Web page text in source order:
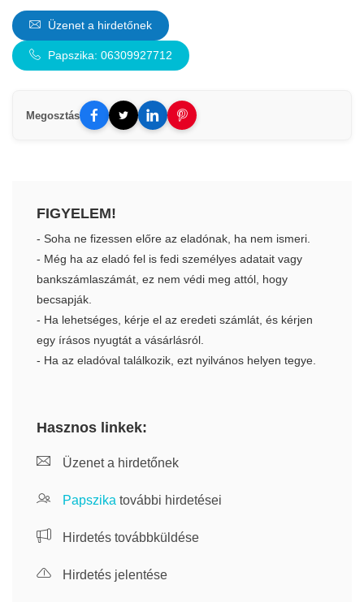
Üzenet a hirdetőnek
Papszika: 06309927712
Megosztás
FIGYELEM!
- Soha ne fizessen előre az eladónak, ha nem ismeri.
- Még ha az eladó fel is fedi személyes adatait vagy
bankszámlaszámát, ez nem védi meg attól, hogy
becsapják.
- Ha lehetséges, kérje el az eredeti számlát, és kérjen
egy írásos nyugtát a vásárlásról.
- Ha az eladóval találkozik, ezt nyilvános helyen tegye.
Hasznos linkek:
Üzenet a hirdetőnek
Papszika további hirdetései
Hirdetés továbbküldése
Hirdetés jelentése